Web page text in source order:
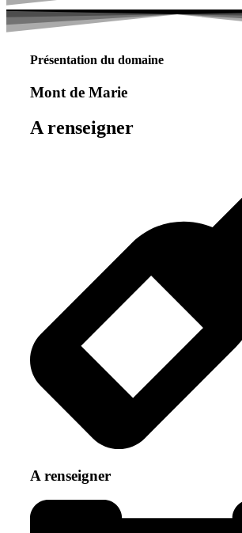
Présentation du domaine
Mont de Marie
A renseigner
A renseigner